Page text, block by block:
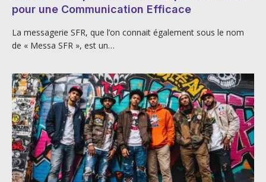
pour une Communication Efficace
La messagerie SFR, que l’on connait également sous le nom
de « Messa SFR », est un…